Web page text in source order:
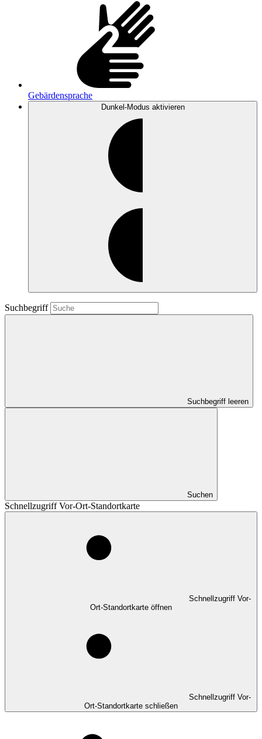
Gebärdensprache
Dunkel-Modus aktivieren
Suchbegriff
Suchbegriff leeren
Suchen
Schnellzugriff Vor-Ort-Standortkarte
Schnellzugriff Vor-
Ort-Standortkarte öffnen
Schnellzugriff Vor-
Ort-Standortkarte schließen